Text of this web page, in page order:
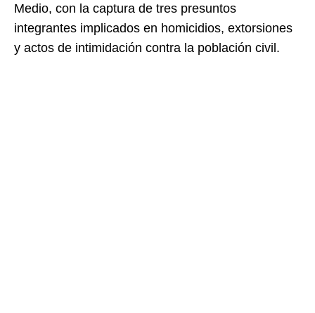
Medio, con la captura de tres presuntos
integrantes implicados en homicidios, extorsiones
y actos de intimidación contra la población civil.